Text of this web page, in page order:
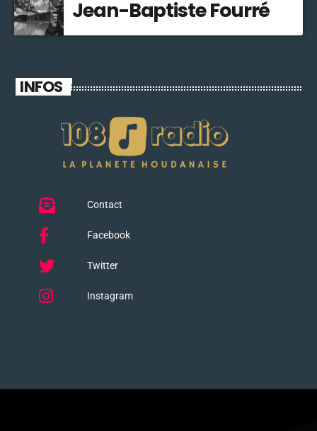
Jean-Baptiste Fourré
INFOS
Contact
Facebook
Twitter
Instagram